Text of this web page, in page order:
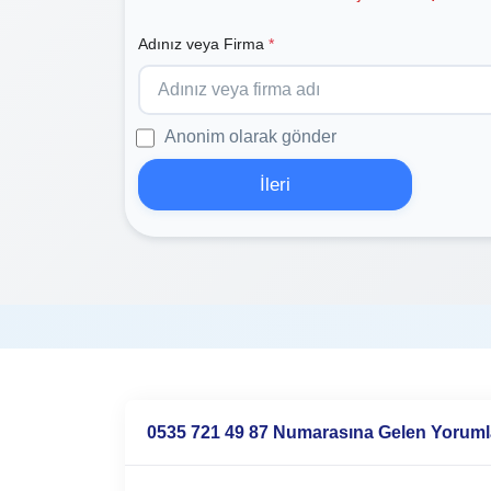
Adınız veya Firma *
Anonim olarak gönder
İleri
0535 721 49 87 Numarasına Gelen